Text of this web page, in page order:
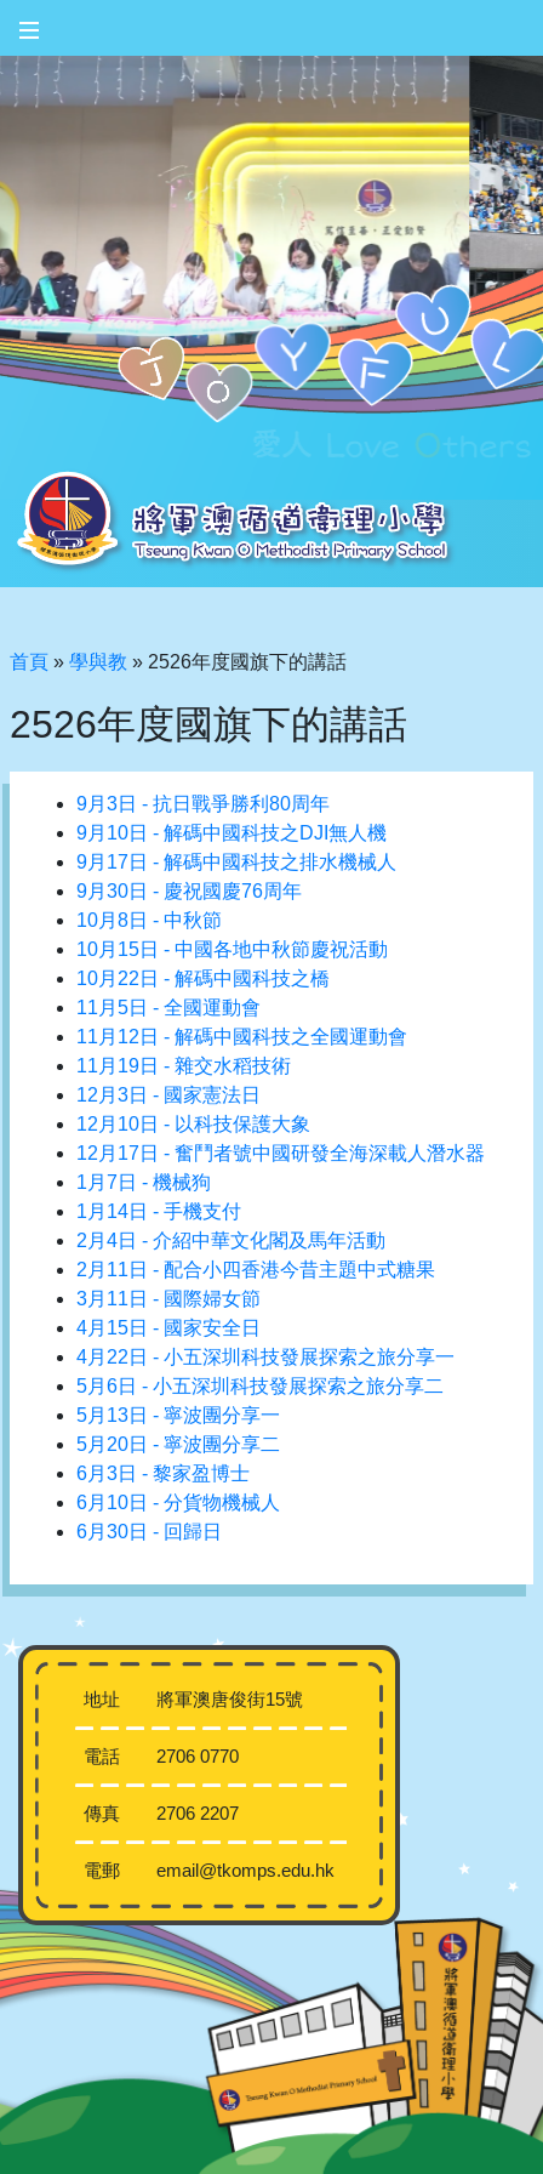
首頁 » 學與教 » 2526年度國旗下的講話
2526年度國旗下的講話
9月3日 - 抗日戰爭勝利80周年
9月10日 - 解碼中國科技之DJI無人機
9月17日 - 解碼中國科技之排水機械人
9月30日 - 慶祝國慶76周年
10月8日 - 中秋節
10月15日 - 中國各地中秋節慶祝活動
10月22日 - 解碼中國科技之橋
11月5日 - 全國運動會
11月12日 - 解碼中國科技之全國運動會
11月19日 - 雜交水稻技術
12月3日 - 國家憲法日
12月10日 - 以科技保護大象
12月17日 - 奮鬥者號中國研發全海深載人潛水器
1月7日 - 機械狗
1月14日 - 手機支付
2月4日 - 介紹中華文化閣及馬年活動
2月11日 - 配合小四香港今昔主題中式糖果
3月11日 - 國際婦女節
4月15日 - 國家安全日
4月22日 - 小五深圳科技發展探索之旅分享一
5月6日 - 小五深圳科技發展探索之旅分享二
5月13日 - 寧波團分享一
5月20日 - 寧波團分享二
6月3日 - 黎家盈博士
6月10日 - 分貨物機械人
6月30日 - 回歸日
地址 將軍澳唐俊街15號
電話 2706 0770
傳真 2706 2207
電郵 email@tkomps.edu.hk